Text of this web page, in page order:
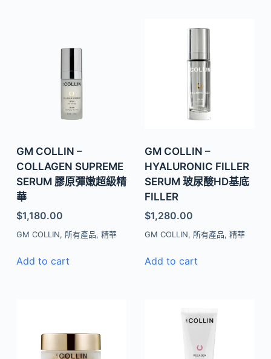
GM COLLIN –
COLLAGEN SUPREME
SERUM 膠原彈嫩超級精
華
$1,180.00
GM COLLIN, 所有產品, 精華
Add to cart
GM COLLIN –
HYALURONIC FILLER
SERUM 玻尿酸HD基底
FILLER
$1,280.00
GM COLLIN, 所有產品, 精華
Add to cart